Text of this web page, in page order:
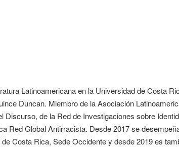
Latinoamericana en la Universidad de Costa
Duncan. Miembro de la Asociación
Discurso, de la Red de Investigaciones sobre
Red Global Antirracista. Desde 2017 se
Costa Rica, Sede Occidente y desde 2019 es